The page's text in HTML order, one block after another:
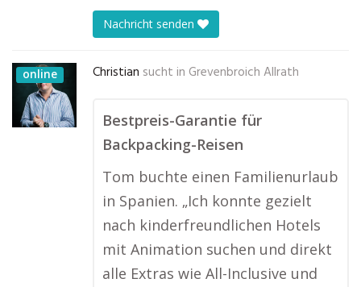
Nachricht senden
online Christian sucht in Grevenbroich Allrath
Bestpreis-Garantie für
Backpacking-Reisen
Tom buchte einen Familienurlaub
in Spanien. „Ich konnte gezielt
nach kinderfreundlichen Hotels
mit Animation suchen und direkt
alle Extras wie All-Inclusive und